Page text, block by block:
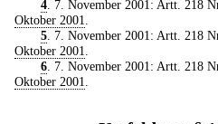
4. 7. November 2001: Artt. 218
Oktober 2001
5. 7. November 2001: Artt. 218
Oktober 2001
6. 7. November 2001: Artt. 218
Oktober 2001